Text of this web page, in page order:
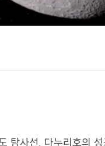
탐사선, 다누리호의